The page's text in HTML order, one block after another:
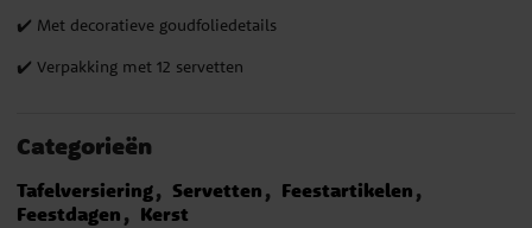
✔️ Met decoratieve goudfoliedetails
✔️ Verpakking met 12 servetten
Categorieën
Tafelversiering Servetten
Feestartikelen
Feestdagen
Kerst